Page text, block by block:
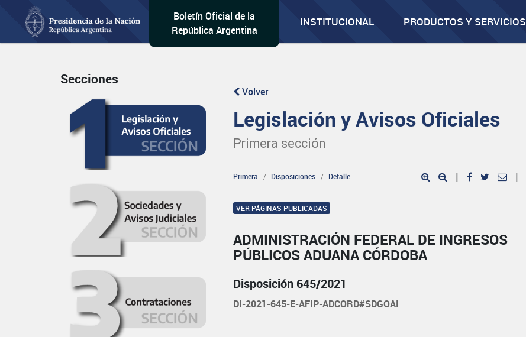
Boletín Oficial de la
República Argentina
INSTITUCIONAL PRODUCTOS Y SERVICIOS
Secciones
Volver
Legislación y Avisos Oficiales
Primera sección
Primera Disposiciones Detalle | |
VER PÁGINAS PUBLICADAS
ADMINISTRACIÓN FEDERAL DE INGRESOS
PÚBLICOS ADUANA CÓRDOBA
Disposición 645/2021
DI-2021-645-E-AFIP-ADCORD#SDGOAI